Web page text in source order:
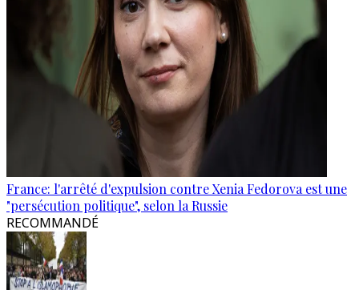
France: l'arrêté d'expulsion contre Xenia Fedorova est une
"persécution politique", selon la Russie
RECOMMANDÉ